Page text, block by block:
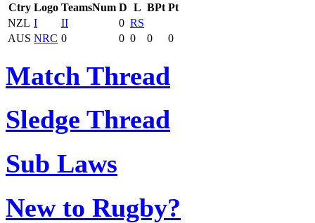
Ctry Logo TeamsNum D L BPt Pt
NZL I II 0 RS
AUS NRC 0 0 0 0 0
Match Thread
Sledge Thread
Sub Laws
New to Rugby?